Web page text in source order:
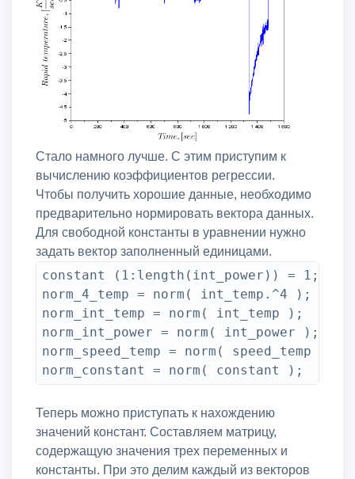
Стало намного лучше. С этим приступим к
вычислению коэффициентов регрессии.
Чтобы получить хорошие данные, необходимо
предварительно нормировать вектора данных.
Для свободной константы в уравнении нужно
задать вектор заполненный единицами.
constant (1:length(int_power)) = 1;
norm_4_temp = norm( int_temp.^4 );
norm_int_temp = norm( int_temp );
norm_int_power = norm( int_power );
norm_speed_temp = norm( speed_temp );
Теперь можно приступать к нахождению
значений констант. Составляем матрицу,
содержащую значения трех переменных и
константы. При это делим каждый из векторов